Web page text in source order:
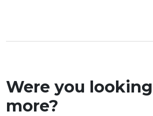
Were you
more?